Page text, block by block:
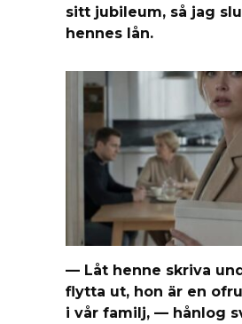
sitt jubileum, så jag
hennes lån.
— Låt henne skriva
flytta ut, hon är en
i vår familj, — hånlog